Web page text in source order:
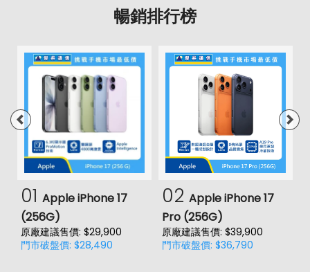
暢銷排行榜
01 Apple iPhone 17
(256G)
原廠建議售價: $29,900
門市破盤價: $28,490
02 Apple iPhone 17
Pro (256G)
原廠建議售價: $39,900
門市破盤價: $36,790